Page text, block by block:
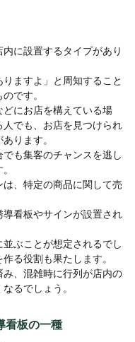
に設置するタイプがあり
ますよ」と周知すること
です。
にお店を構えている場
でも、お店を見つけられ
ります。
も集客のチャンスを逃し
、特定の商品に関して売
看板やサインが設置され
ぶことが想定されるでし
る役割も果たします。
、混雑時に行列が店内の
るでしょう。
看板の一種